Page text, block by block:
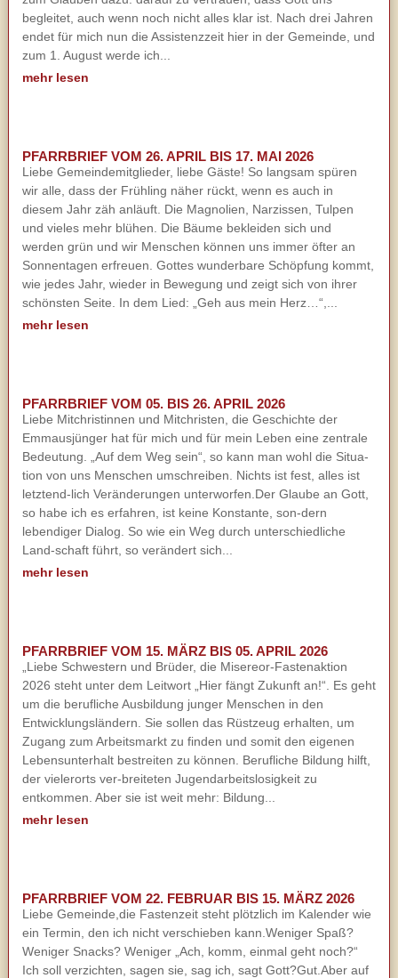
begleitet, auch wenn noch nicht alles klar ist. Nach drei Jahren
endet für mich nun die Assistenzzeit hier in der Gemeinde, und
zum 1. August werde ich...
mehr lesen
PFARRBRIEF VOM 26. APRIL BIS 17. MAI 2026
Liebe Gemeindemitglieder, liebe Gäste! So langsam spüren
wir alle, dass der Frühling näher rückt, wenn es auch in
diesem Jahr zäh anläuft. Die Magnolien, Narzissen, Tulpen
und vieles mehr blühen. Die Bäume bekleiden sich und
werden grün und wir Menschen können uns immer öfter an
Sonnentagen erfreuen. Gottes wunderbare Schöpfung kommt,
wie jedes Jahr, wieder in Bewegung und zeigt sich von ihrer
schönsten Seite. In dem Lied: „Geh aus mein Herz…“,...
mehr lesen
PFARRBRIEF VOM 05. BIS 26. APRIL 2026
Liebe Mitchristinnen und Mitchristen, die Geschichte der
Emmausjünger hat für mich und für mein Leben eine zentrale
Bedeutung. „Auf dem Weg sein“, so kann man wohl die Situa-
tion von uns Menschen umschreiben. Nichts ist fest, alles ist
letztend-lich Veränderungen unterworfen.Der Glaube an Gott,
so habe ich es erfahren, ist keine Konstante, son-dern
lebendiger Dialog. So wie ein Weg durch unterschiedliche
Land-schaft führt, so verändert sich...
mehr lesen
PFARRBRIEF VOM 15. MÄRZ BIS 05. APRIL 2026
„Liebe Schwestern und Brüder, die Misereor-Fastenaktion
2026 steht unter dem Leitwort „Hier fängt Zukunft an!“. Es geht
um die berufliche Ausbildung junger Menschen in den
Entwicklungsländern. Sie sollen das Rüstzeug erhalten, um
Zugang zum Arbeitsmarkt zu finden und somit den eigenen
Lebensunterhalt bestreiten zu können. Berufliche Bildung hilft,
der vielerorts ver-breiteten Jugendarbeitslosigkeit zu
entkommen. Aber sie ist weit mehr: Bildung...
mehr lesen
PFARRBRIEF VOM 22. FEBRUAR BIS 15. MÄRZ 2026
Liebe Gemeinde,die Fastenzeit steht plötzlich im Kalender wie
ein Termin, den ich nicht verschieben kann.Weniger Spaß?
Weniger Snacks? Weniger „Ach, komm, einmal geht noch?“
Ich soll verzichten, sagen sie, sag ich, sagt Gott?Gut.Aber auf